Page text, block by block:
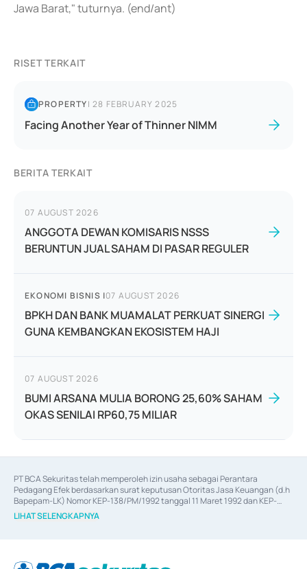
Jawa Barat," tuturnya. (end/ant)
RISET TERKAIT
PROPERTY|28 FEBRUARY 2025
Facing Another Year of Thinner NIMM
BERITA TERKAIT
07 AUGUST 2026
ANGGOTA DEWAN KOMISARIS NSSS
BERUNTUN JUAL SAHAM DI PASAR REGULER
EKONOMI BISNIS |07 AUGUST 2026
BPKH DAN BANK MUAMALAT PERKUAT SINERGI
GUNA KEMBANGKAN EKOSISTEM HAJI
07 AUGUST 2026
BUMI ARSANA MULIA BORONG 25,60% SAHAM
OKAS SENILAI RP60,75 MILIAR
PT BCA Sekuritas telah memperoleh izin usaha sebagai Perantara
Pedagang Efek berdasarkan surat keputusan Otoritas Jasa Keuangan (d.h
Bapepam-LK) Nomor KEP-138/PM/1992 tanggal 11 Maret 1992 dan KEP-
06/D.04/2014 tanggal 28 Februari 2014, izin usaha sebagai Penjamin Emisi
Efek berdasarkan surat keputusan Otoritas Jasa Keuangan Nomor KEP-
berdasarkan surat keputusan Otoritas Jasa Keuangan Nomor S-
LIHAT SELENGKAPNYA